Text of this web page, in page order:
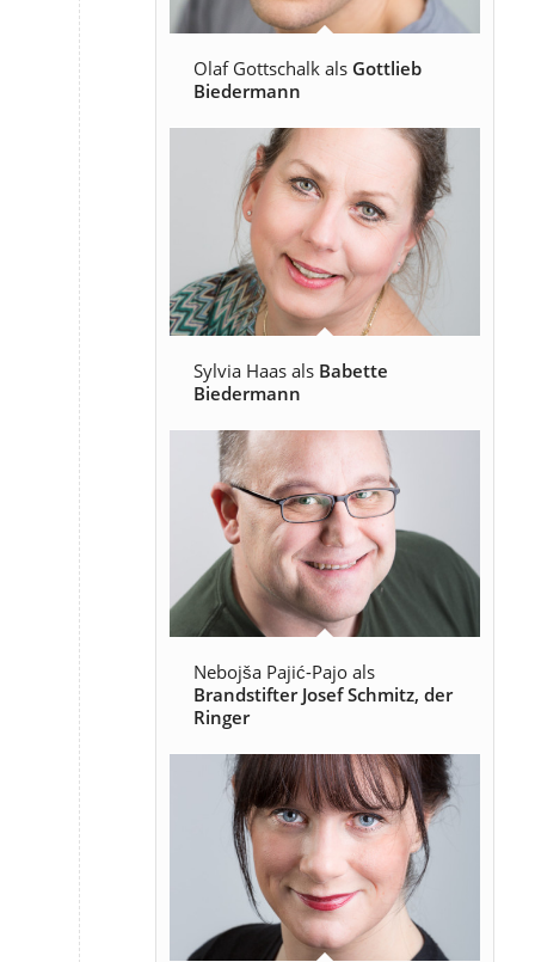
Olaf Gottschalk als Gottlieb
Biedermann
Sylvia Haas als Babette
Biedermann
Nebojša Pajić-Pajo als
Brandstifter Josef Schmitz, der
Ringer